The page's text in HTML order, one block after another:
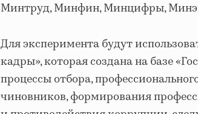
Минтруд, Минфин, Минцифры,
Для эксперимента будут
кадры», которая создана на базе
процессы отбора,
чиновников, формирования